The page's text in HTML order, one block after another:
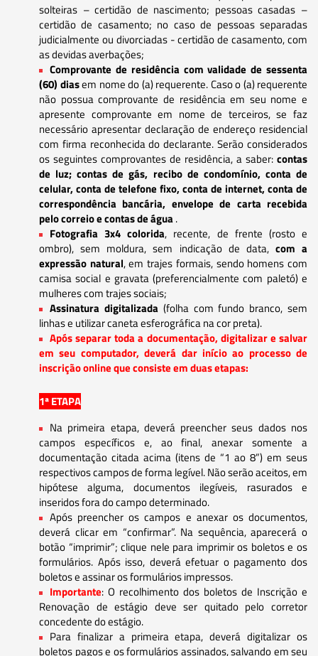
solteiras – certidão de nascimento; pessoas casadas –
certidão de casamento; no caso de pessoas separadas
judicialmente ou divorciadas - certidão de casamento, com
as devidas averbações;
Comprovante de residência com validade de sessenta
(60) diasem nome do (a) requerente. Caso o (a) requerente
não possua comprovante de residência em seu nome e
apresente comprovante em nome de terceiros, se faz
necessário apresentar declaração de endereço residencial
com firma reconhecida do declarante. Serão considerados
os seguintes comprovantes de residência, a saber: contas
de luz; contas de gás, recibo de condomínio, conta de
celular, conta de telefone fixo, conta de internet, conta de
correspondência bancária, envelope de carta recebida
pelo correio e contas de água.
Fotografia 3x4 colorida, recente, de frente (rosto e
ombro), sem moldura, sem indicação de data, com a
expressão natural, em trajes formais, sendo homens com
camisa social e gravata (preferencialmente com paletó) e
mulheres com trajes sociais;
Assinatura digitalizada(folha com fundo branco, sem
linhas e utilizar caneta esferográfica na cor preta).
Após separar toda a documentação, digitalizar e salvar
em seu computador, deverá dar início ao processo de
inscrição online que consiste em duas etapas:
1ª ETAPA
Na primeira etapa, deverá preencher seus dados nos
campos específicos e, ao final, anexar somente a
documentação citada acima (itens de “1 ao 8”) em seus
respectivos campos de forma legível. Não serão aceitos, em
hipótese alguma, documentos ilegíveis, rasurados e
inseridos fora do campo determinado.
Após preencher os campos e anexar os documentos,
deverá clicar em “confirmar”. Na sequência, aparecerá o
botão “imprimir”; clique nele para imprimir os boletos e os
formulários. Após isso, deverá efetuar o pagamento dos
boletos e assinar os formulários impressos.
Importante: O recolhimento dos boletos de Inscrição e
Renovação de estágio deve ser quitado pelo corretor
concedente do estágio.
Para finalizar a primeira etapa, deverá digitalizar os
boletos pagos e os formulários assinados, salvando em seu